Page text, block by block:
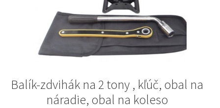
Balík-zdvihák na 2 tony , kľúč, obal na
náradie, obal na koleso